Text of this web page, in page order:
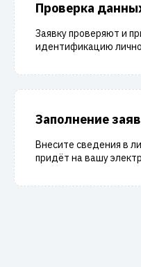
Проверка
Заявку проверяют и
идентификацию
Заполнение
Внесите сведения в
придёт на вашу